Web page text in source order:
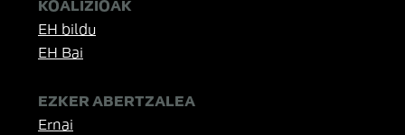
KOALIZIOAK
EH bildu
EH Bai
EZKER ABERTZALEA
Ernai